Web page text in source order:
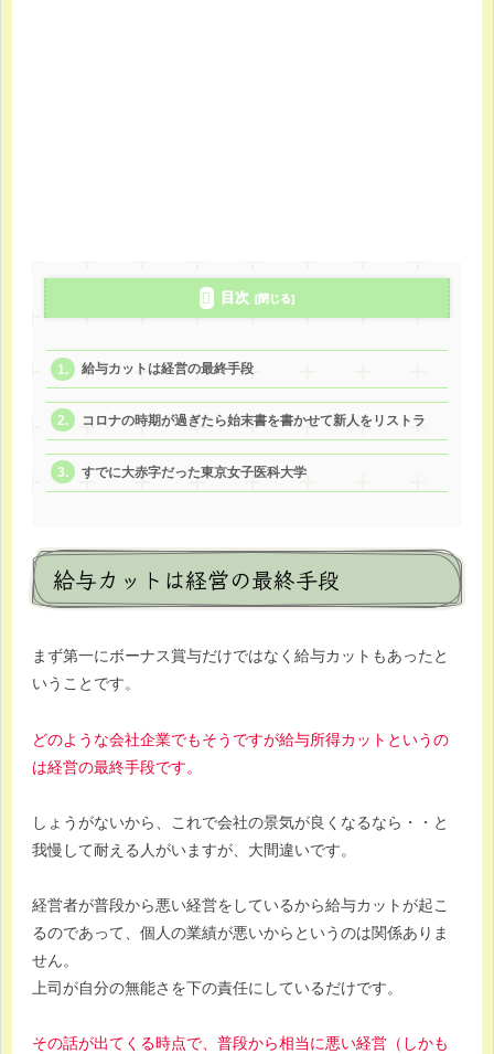
目次
給与カットは経営の最終手段
コロナの時期が過ぎたら始末書を書かせて新人をリストラ
すでに大赤字だった東京女子医科大学
給与カットは経営の最終手段
まず第一にボーナス賞与だけではなく給与カットもあったと
いうことです。
どのような会社企業でもそうですが給与所得カットというの
は経営の最終手段です。
しょうがないから、これで会社の景気が良くなるなら・・と
我慢して耐える人がいますが、大間違いです。
経営者が普段から悪い経営をしているから給与カットが起こ
るのであって、個人の業績が悪いからというのは関係ありま
せん。
上司が自分の無能さを下の責任にしているだけです。
その話が出てくる時点で、普段から相当に悪い経営（しかも